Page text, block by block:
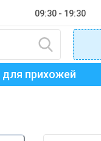
09:30 - 19:30
прихожей